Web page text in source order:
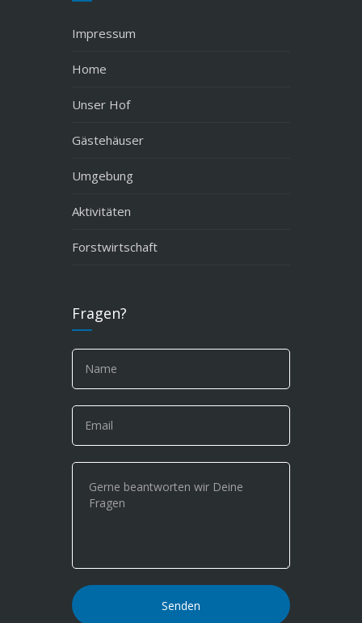
Impressum
Home
Unser Hof
Gästehäuser
Umgebung
Aktivitäten
Forstwirtschaft
Fragen?